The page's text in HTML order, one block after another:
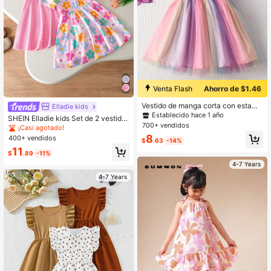
Elladie kids
SHEIN Elladie kids Set de 2 vestido
s casuales de manga corta con esta
mpado floral colorido y alegre para
niñas pequeñas, conjunto cómodo
para uso diario en verano
¡Casi agotado!
400+ vendidos
$11 .89 -11%
4-7 Years
Venta Flash
Ahorro de $1.46
Vestido de manga corta con estamp
ado de mariposa, empalme de malla
colorida y parches para niña joven
Establecido hace 1 año
700+ vendidos
$8.63 -14%
4-7 Years